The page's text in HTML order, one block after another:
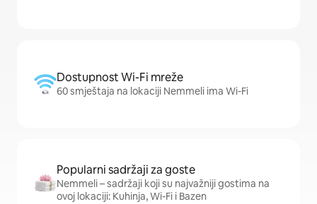
Dostupnost Wi-Fi mreže
60 smještaja na lokaciji Nemmeli ima Wi-Fi
Popularni sadržaji za goste
Nemmeli – sadržaji koji su najvažniji gostima na
ovoj lokaciji: Kuhinja, Wi-Fi i Bazen